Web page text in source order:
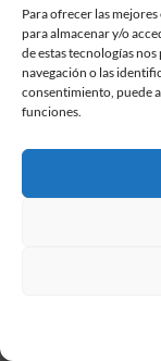
Para ofrecer las
para almacenar y/o
de estas tecnologías
navegación o las
consentimiento, puede
funciones.
3,05€-5,65€
de
IVA
Todos los